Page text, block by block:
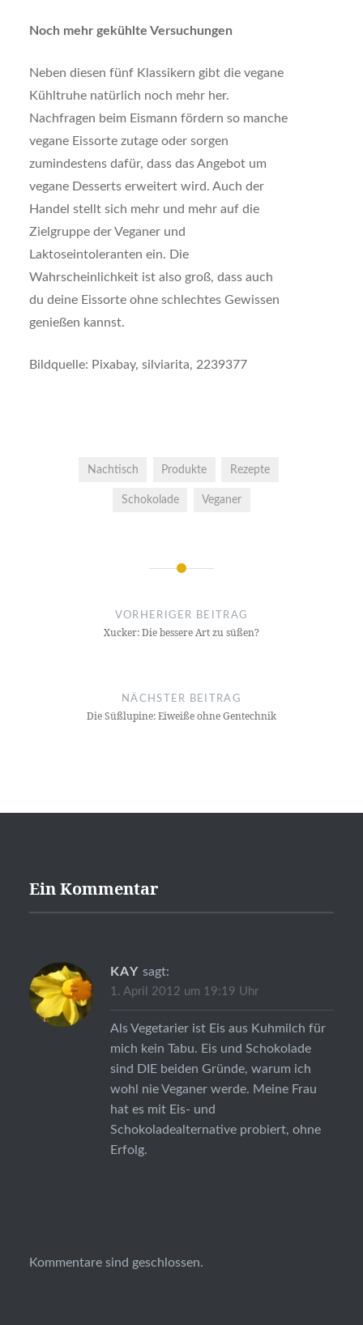
Noch mehr gekühlte Versuchungen
Neben diesen fünf Klassikern gibt die vegane
Kühltruhe natürlich noch mehr her.
Nachfragen beim Eismann fördern so manche
vegane Eissorte zutage oder sorgen
zumindestens dafür, dass das Angebot um
vegane Desserts erweitert wird. Auch der
Handel stellt sich mehr und mehr auf die
Zielgruppe der Veganer und
Laktoseintoleranten ein. Die
Wahrscheinlichkeit ist also groß, dass auch
du deine Eissorte ohne schlechtes Gewissen
genießen kannst.
Bildquelle: Pixabay, silviarita, 2239377
Nachtisch Produkte Rezepte
Schokolade Veganer
NavigationVORHERIGER BEITRAG
Xucker: Die bessere Art zu süßen?
NÄCHSTER BEITRAG
Die Süßlupine: Eiweiße ohne Gentechnik
Ein Kommentar
KAY sagt:
1. April 2012 um 19:19 Uhr
Als Vegetarier ist Eis aus Kuhmilch für
mich kein Tabu. Eis und Schokolade
sind DIE beiden Gründe, warum ich
wohl nie Veganer werde. Meine Frau
hat es mit Eis- und
Schokoladealternative probiert, ohne
Erfolg.
Kommentare sind geschlossen.